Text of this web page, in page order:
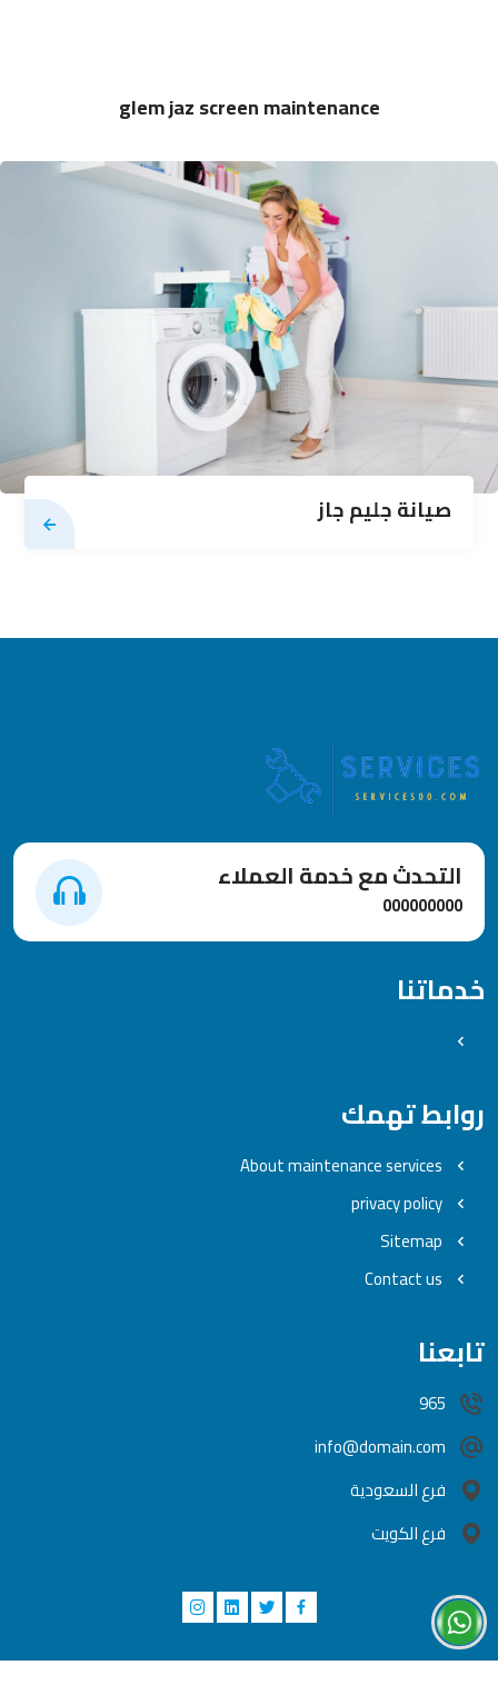
glem jaz screen maintenance
صيانة جليم جاز
التحدث مع خدمة العملاء
000000000
خدماتنا
روابط تهمك
تابعنا
965
info@domain.com
فرع السعودية
فرع الكويت